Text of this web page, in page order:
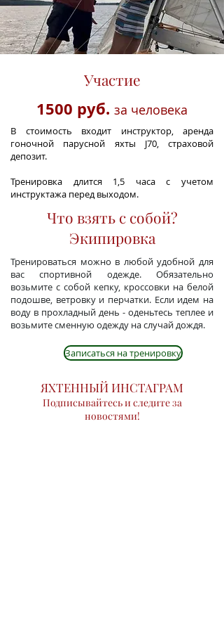
Участие
1500 руб. за человека
В стоимость входит инструктор, аренда
гоночной парусной яхты J70, страховой
депозит.
Тренировка длится 1,5 часа с учетом
инструктажа перед выходом.
Что взять с собой?
Экипировка
Тренироваться можно в любой удобной для
вас спортивной одежде. Обязательно
возьмите с собой кепку, кроссовки на белой
подошве, ветровку и перчатки. Если идем на
воду в прохладный день - оденьтесь теплее и
возьмите сменную одежду на случай дождя.
Записаться на тренировку
ЯХТЕННЫЙ ИНСТАГРАМ
Подписывайтесь и следите за
новостями!